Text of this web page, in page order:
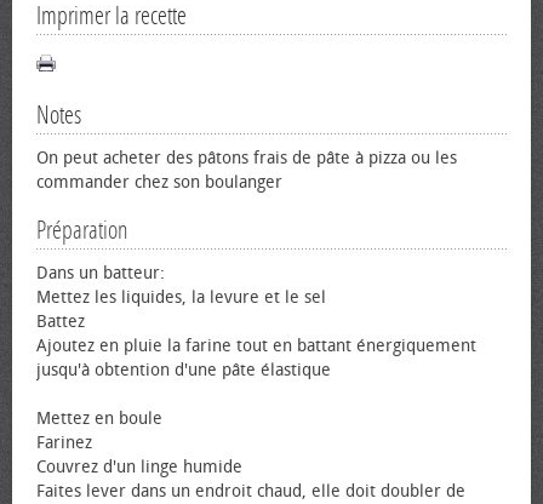
Imprimer la recette
Notes
On peut acheter des pâtons frais de pâte à pizza ou les
commander chez son boulanger
Préparation
Dans un batteur:
Mettez les liquides, la levure et le sel
Battez
Ajoutez en pluie la farine tout en battant énergiquement
jusqu'à obtention d'une pâte élastique
Mettez en boule
Farinez
Couvrez d'un linge humide
Faites lever dans un endroit chaud, elle doit doubler de